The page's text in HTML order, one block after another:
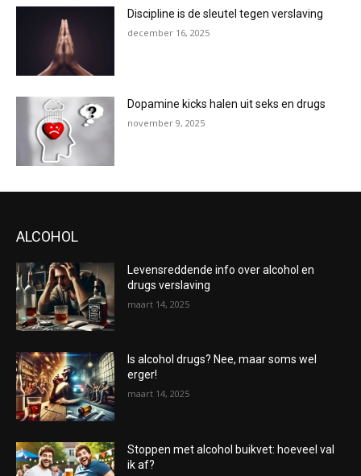
Discipline is de sleutel tegen verslaving
december 16, 2025
Dopamine kicks halen uit seks en drugs
november 9, 2025
ALCOHOL
Levensreddende info over alcohol en
drugs verslaving
maart 14, 2025
Is alcohol drugs? Nee, maar soms wel
erger!
maart 14, 2025
Stoppen met alcohol buikvet: hoeveel val
ik af?